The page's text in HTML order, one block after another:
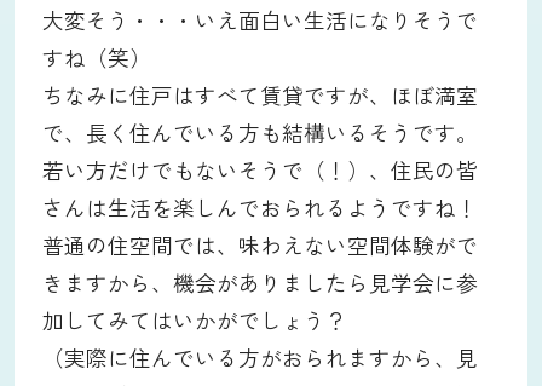
大変そう・・・いえ面白い生活になりそうで
すね（笑）
ちなみに住戸はすべて賃貸ですが、ほぼ満室
で、長く住んでいる方も結構いるそうです。
若い方だけでもないそうで（！）、住民の皆
さんは生活を楽しんでおられるようですね！
普通の住空間では、味わえない空間体験がで
きますから、機会がありましたら見学会に参
加してみてはいかがでしょう？
（実際に住んでいる方がおられますから、見